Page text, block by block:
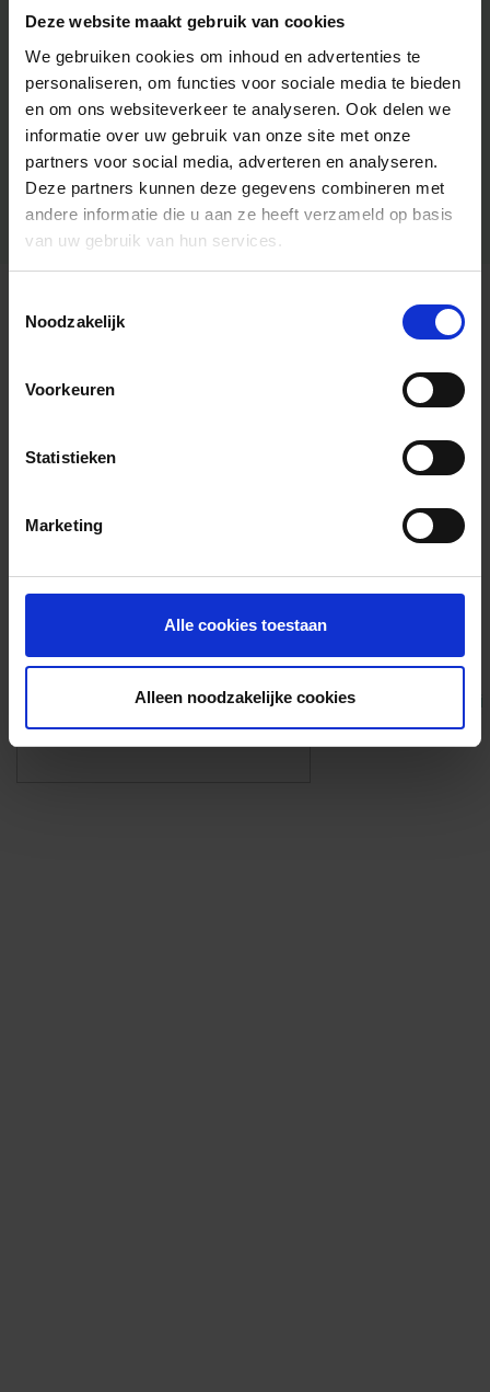
Deze website maakt gebruik van cookies
We gebruiken cookies om inhoud en advertenties te
personaliseren, om functies voor sociale media te bieden
en om ons websiteverkeer te analyseren. Ook delen we
informatie over uw gebruik van onze site met onze
partners voor social media, adverteren en analyseren.
Deze partners kunnen deze gegevens combineren met
andere informatie die u aan ze heeft verzameld op basis
van uw gebruik van hun services.
Noodzakelijk
Voorkeuren
Statistieken
Marketing
Alle cookies toestaan
Alleen noodzakelijke cookies
Algemene informatie
Foto’s ({{photos.length}})
Eigen foto’s